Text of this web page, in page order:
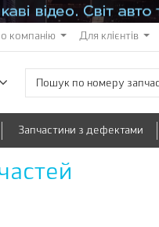
компанію Для клієнтів
Пошук по номеру
Запчастини з дефектами